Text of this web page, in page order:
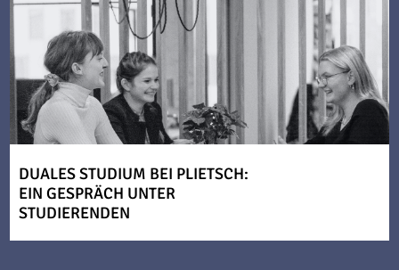
DUALES STUDIUM BEI PLIETSCH:
EIN GESPRÄCH UNTER
STUDIERENDEN